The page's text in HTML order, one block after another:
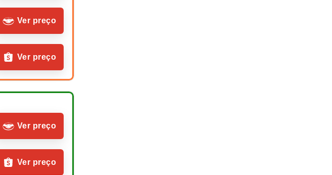
Ver preço
Ver preço
Ver preço
Ver preço